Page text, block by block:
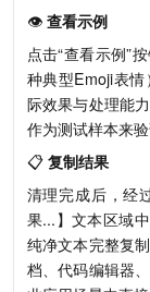
👁️ 查看示例
点击“查看示例”
种典型Emoji表
际效果与处理能
作为测试样本来
📋 复制结果
清理完成后，经
果...】文本区域
纯净文本完整复
档、代码编辑器